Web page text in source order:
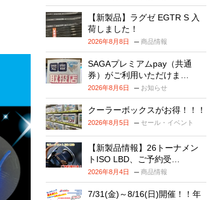
【新製品】ラグゼ EGTR S 入
荷しました！
2026年8月8日 商品情報
SAGAプレミアムpay（共通
券）がご利用いただけま…
2026年8月6日 お知らせ
クーラーボックスがお得！！！
2026年8月5日 セール・イベント
【新製品情報】26トーナメン
トISO LBD、ご予約受…
2026年8月4日 商品情報
7/31(金)～8/16(日)開催！！年